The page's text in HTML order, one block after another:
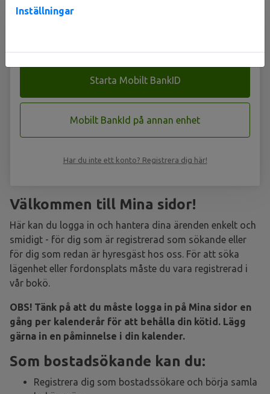
Mobilt BankID
Starta Mobilt BankID
Mobilt BankId på annan enhet
Har du inte ett konto? Registrera dig här!
Välkommen till Mina sidor!
Här kan du logga in och hantera dina ärenden enkelt och
smidigt - för dig som är registrerad som sökande eller
för dig som redan är hyresgäst hos oss. För att söka
lägenhet eller fordonsplats måste du vara registrerad i
vår bokö.
OBS! Tänk på att du måste logga in på Mina sidor en
gång per kalenderår för att behålla din kötid. Lägg
gärna in en påminnelse i din kalender.
Som bostadsökande kan du:
Registrera dig som bostadssökare och börja samla
Inställningar